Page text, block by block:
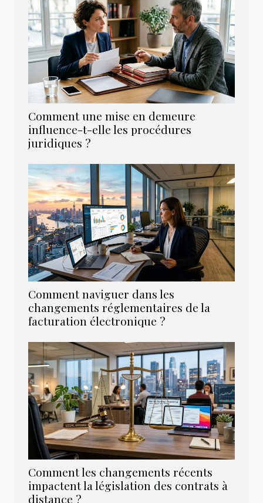
Comment une mise en demeure
influence-t-elle les procédures
juridiques ?
Comment naviguer dans les
changements réglementaires de la
facturation électronique ?
Comment les changements récents
impactent la législation des contrats à
distance ?